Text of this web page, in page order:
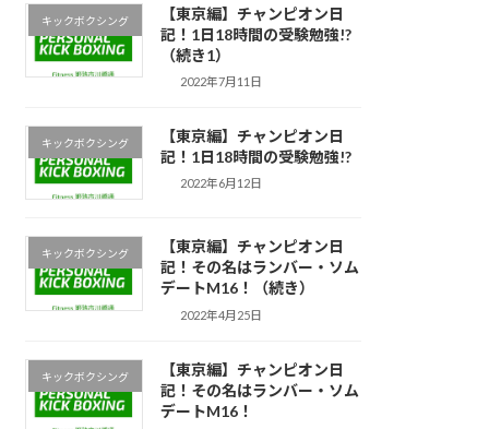
キックボクシング
【東京編】チャンピオン日
記！1日18時間の受験勉強!?
（続き1）
2022年7月11日
キックボクシング
【東京編】チャンピオン日
記！1日18時間の受験勉強!?
2022年6月12日
キックボクシング
【東京編】チャンピオン日
記！その名はランバー・ソム
デートM16！（続き）
2022年4月25日
キックボクシング
【東京編】チャンピオン日
記！その名はランバー・ソム
デートM16！